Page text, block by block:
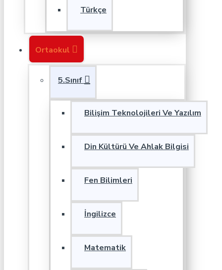
Türkçe
Ortaokul
5.Sınıf
Bilişim Teknolojileri Ve Yazılım
Din Kültürü Ve Ahlak Bilgisi
Fen Bilimleri
İngilizce
Matematik